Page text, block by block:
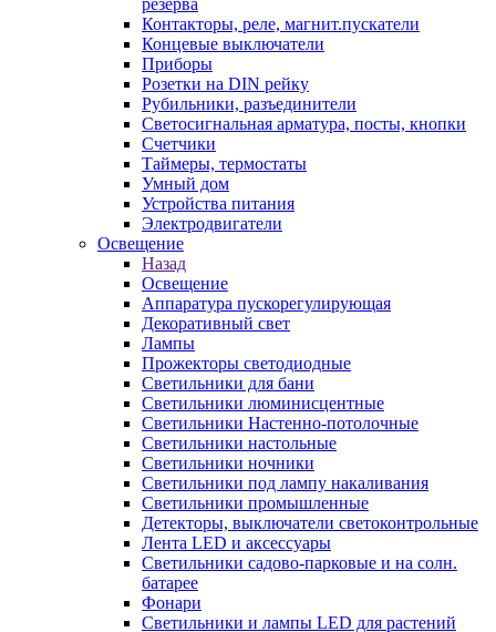
резерва
Контакторы, реле, магнит.пускатели
Концевые выключатели
Приборы
Розетки на DIN рейку
Рубильники, разъединители
Светосигнальная арматура, посты, кнопки
Счетчики
Таймеры, термостаты
Умный дом
Устройства питания
Электродвигатели
Освещение
Назад
Освещение
Аппаратура пускорегулирующая
Декоративный свет
Лампы
Прожекторы светодиодные
Светильники для бани
Светильники люминисцентные
Светильники Настенно-потолочные
Светильники настольные
Светильники ночники
Светильники под лампу накаливания
Светильники промышленные
Детекторы, выключатели светоконтрольные
Лента LED и аксессуары
Светильники садово-парковые и на солн.
батарее
Фонари
Светильники и лампы LED для растений